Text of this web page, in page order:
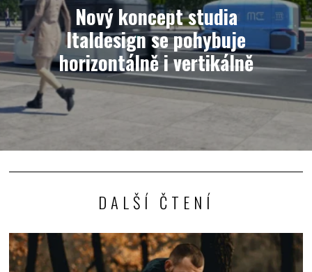
Nový koncept studia
Italdesign se pohybuje
horizontálně i vertikálně
DALŠÍ ČTENÍ